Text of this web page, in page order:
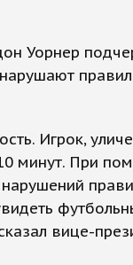
Уорнер
Игрок,
минут. При
вице-